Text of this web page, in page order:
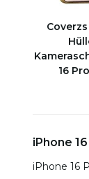
16
iPhone
iPhone 16